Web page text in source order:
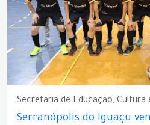
Secretaria de Educação, Cultura
Serranópolis do Iguaçu